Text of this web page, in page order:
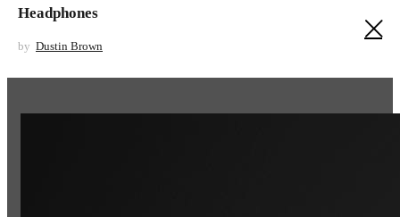
Headphones
by Dustin Brown